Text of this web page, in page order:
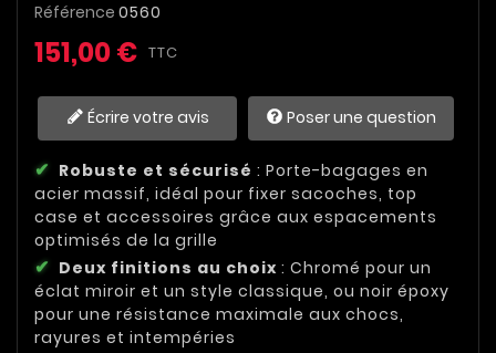
Référence 0560
151,00 € TTC
Écrire votre avis Poser une question
Robuste et sécurisé : Porte-bagages en
acier massif, idéal pour fixer sacoches, top
case et accessoires grâce aux espacements
optimisés de la grille
Deux finitions au choix : Chromé pour un
éclat miroir et un style classique, ou noir époxy
pour une résistance maximale aux chocs,
rayures et intempéries